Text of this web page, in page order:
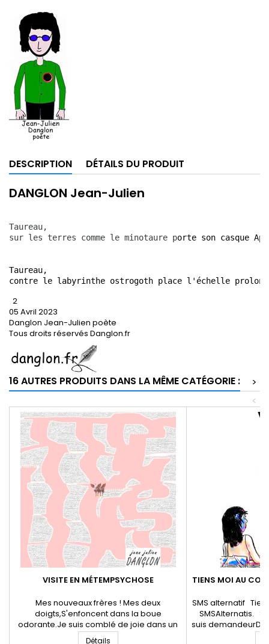
DESCRIPTION DÉTAILS DU PRODUIT
DANGLON Jean-Julien
Taureau,
sur les terres comme le minotaure porte son casque
Taureau,
contre le labyrinthe ostrogoth place l'échelle
2
05 Avril 2023
Danglon Jean-Julien poète
Tous droits réservés Danglon.fr
16 AUTRES PRODUITS DANS LA MÊME CATÉGORIE :
>
<
VISITE EN MÉTEMPSYCHOSE
Mes nouveaux frères ! Mes deux
doigts,S'enfoncent dans la boue
odorante.Je suis comblé de joie dans un
éclat de surprise.Pourceau je suis. Grouin
Détails
TIENS MOI AU
SMS alternatif
SMSAlternatis.
suis
savoirs étudiés.